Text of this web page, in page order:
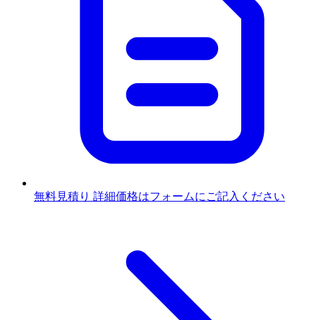
無料見積り 詳細価格はフォームにご記入ください